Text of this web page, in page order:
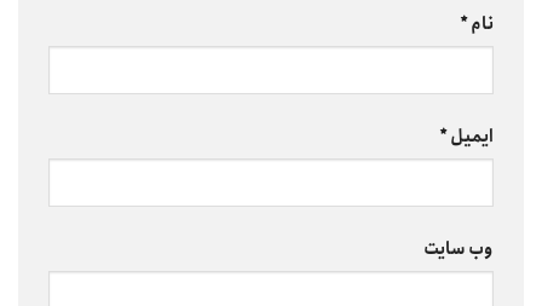
نام*
ایمیل*
وب‌ سایت